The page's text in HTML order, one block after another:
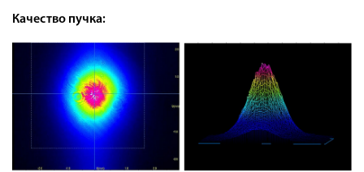
Качество пучка: